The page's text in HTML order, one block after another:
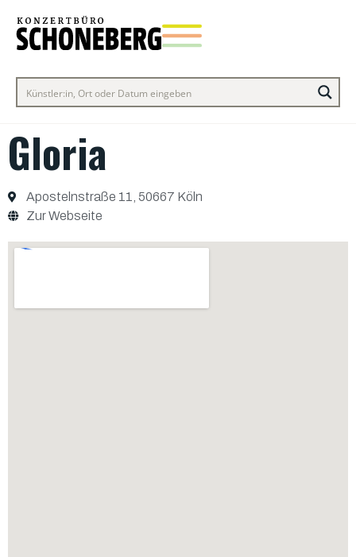
Gloria
Apostelnstraße 11, 50667 Köln
Zur Webseite